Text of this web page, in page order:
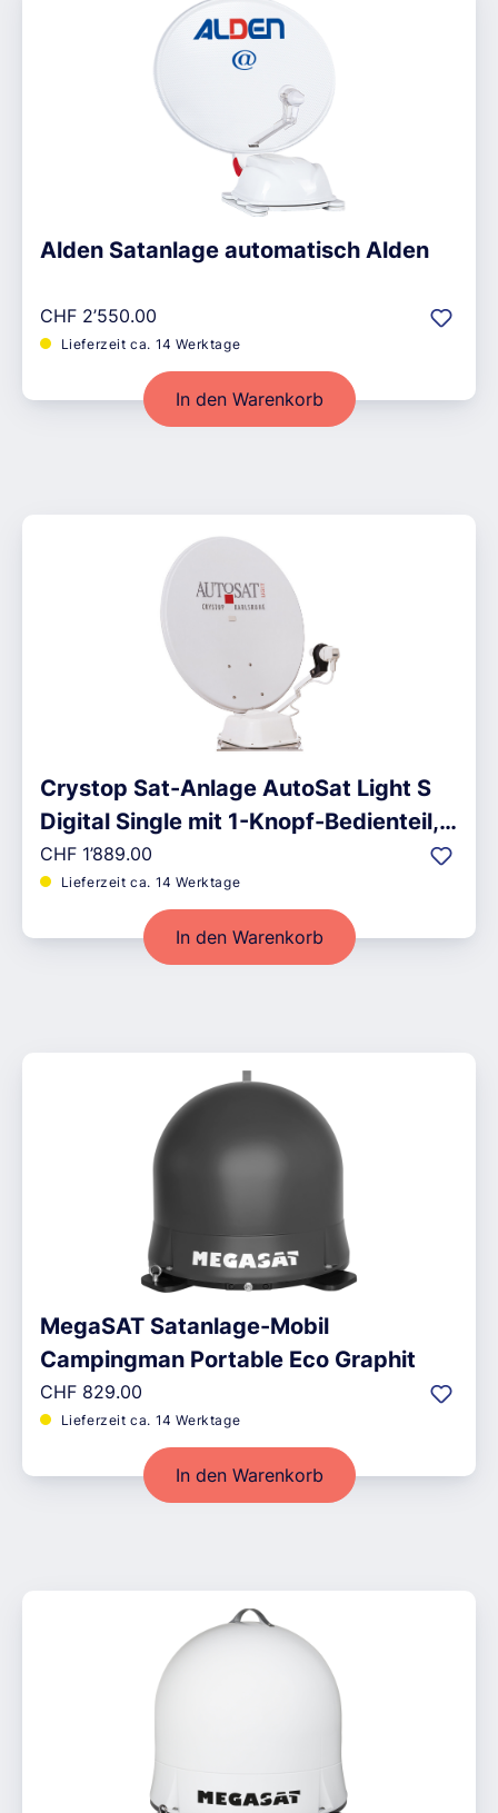
Alden Satanlage automatisch Alden
Regulärer Preis:
CHF 2’550.00
Lieferzeit ca. 14 Werktage
In den Warenkorb
Crystop Sat-Anlage AutoSat Light S
Digital Single mit 1-Knopf-Bedienteil,
weiss
Regulärer Preis:
CHF 1’889.00
Lieferzeit ca. 14 Werktage
In den Warenkorb
MegaSAT Satanlage-Mobil
Campingman Portable Eco Graphit
Regulärer Preis:
CHF 829.00
Lieferzeit ca. 14 Werktage
In den Warenkorb